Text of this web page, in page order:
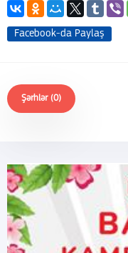
Facebook-da Paylaş
Şərhlər (0)